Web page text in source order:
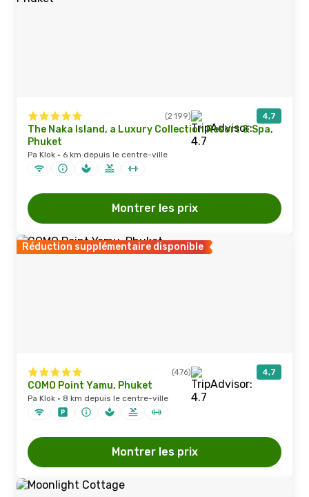
(2 199) 4,7
The Naka Island, a Luxury Collection Resort & Spa,
Phuket
Pa Klok · 6 km depuis le centre-ville
Montrer les prix
Réduction supplémentaire disponible
(476) 4,7
COMO Point Yamu, Phuket
Pa Klok · 8 km depuis le centre-ville
Montrer les prix